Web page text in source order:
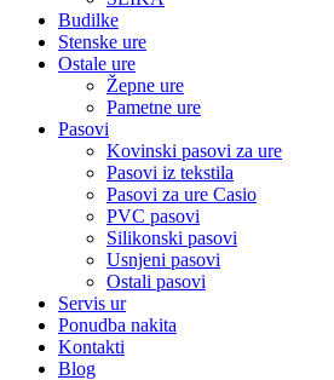
Budilke
Stenske ure
Ostale ure
Žepne ure
Pametne ure
Pasovi
Kovinski pasovi za ure
Pasovi iz tekstila
Pasovi za ure Casio
PVC pasovi
Silikonski pasovi
Usnjeni pasovi
Ostali pasovi
Servis ur
Ponudba nakita
Kontakti
Blog